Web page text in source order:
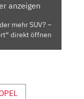
anzeigen
mehr SUV? –
direkt öffnen